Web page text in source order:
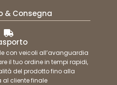
& Consegna
con veicoli all’avanguardia
il tuo ordine in tempi rapidi,
del prodotto fino alla
al cliente finale